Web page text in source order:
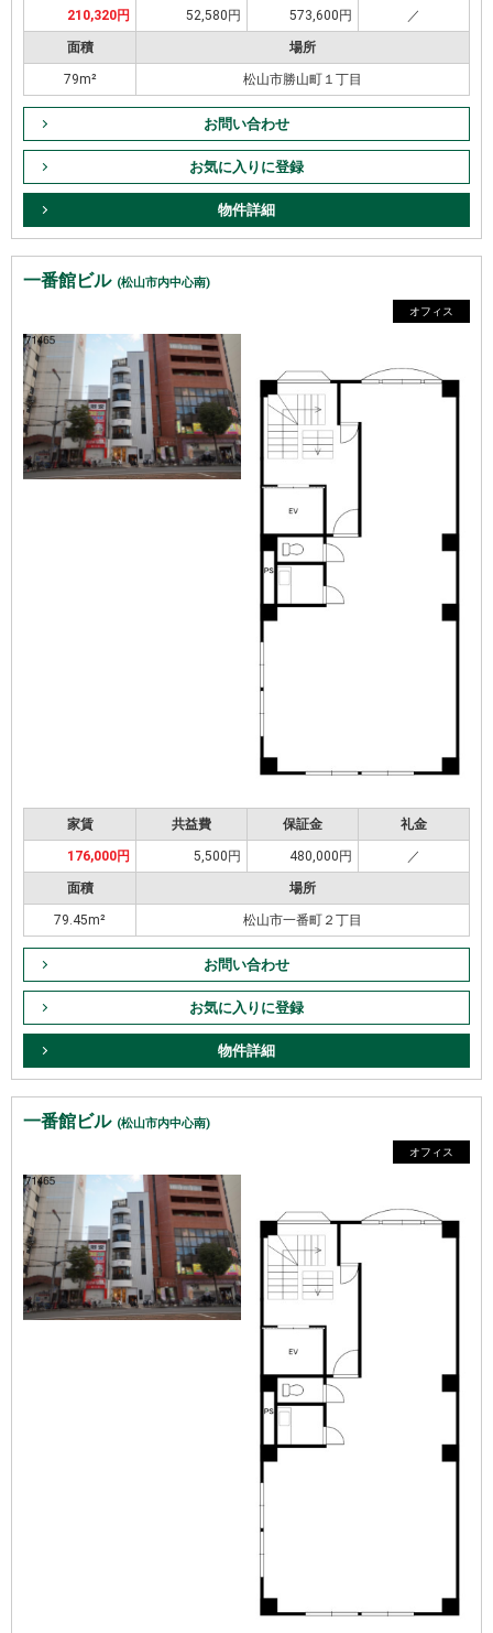
210,320円 52,580円 573,600円 ／
面積 場所
79m² 松山市勝山町１丁目
お問い合わせ
お気に入りに登録
物件詳細
一番館ビル (松山市内中心南)
オフィス
家賃 共益費 保証金 礼金
176,000円 5,500円 480,000円 ／
面積 場所
79.45m² 松山市一番町２丁目
お問い合わせ
お気に入りに登録
物件詳細
一番館ビル (松山市内中心南)
オフィス